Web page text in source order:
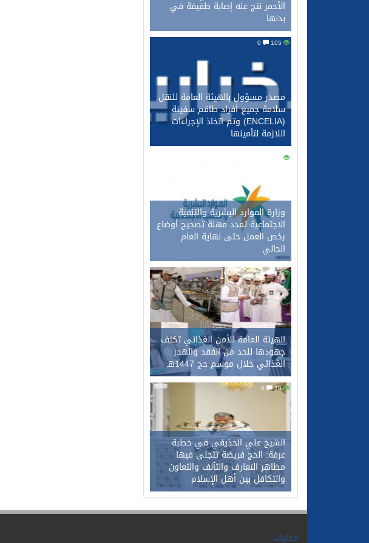
الأحمر نتج عنه إصابة طفيفة في
بدنها
مصدر مسؤول بالهيئة العامة للنقل:
سلامة جميع أفراد طاقم سفينة
(ENCELIA) وتم اتخاذ الإجراءات
اللازمة لتأمينها
92
وزارة الموارد البشرية والتنمية
الاجتماعية تمدد مهلة تصحيح أوضاع
رخص العمل حتى نهاية العام
الحالي
73
0
الهيئة العامة للأمن الغذائي تكثف
جهودها للحد من الفقد والهدر
الغذائي خلال موسم حج 1447هـ
78
الشيخ علي الحذيفي في خطبة
عرفة: الحج فريضة تتجلى فيها
مظاهر التعارف والتآلف والتعاون
والتكافل بين أهل الإسلام
محليات